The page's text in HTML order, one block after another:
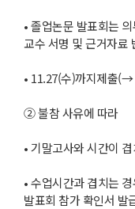
• 졸업논문 발표회는
교수 서명 및 근거자료
• 11.27(수)까지제출
② 불참 사유에 따라
• 기말고사와 시간이
• 수업시간과 겹치는
발표회 참가 확인서 발